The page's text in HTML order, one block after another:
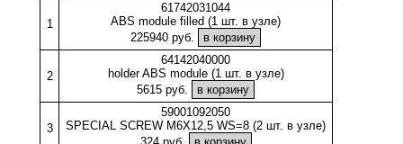
1
61742031044
ABS module filled (1 шт. в узле)
225940 руб.
2
64142040000
holder ABS module (1 шт. в узле)
5615 руб.
3
59001092050
SPECIAL SCREW M6X12,5 WS=8 (2 шт. в узле)